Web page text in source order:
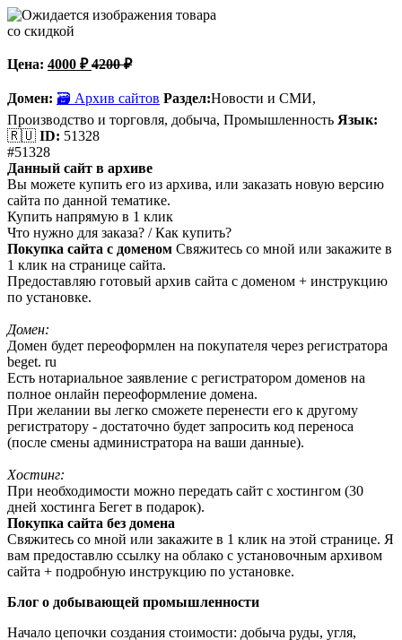
со скидкой
Цена: 4000 ₽ 4200₽
Домен: 🗃 Архив сайтов Раздел:Новости и СМИ,
Производство и торговля, добыча, Промышленность Язык:
🇷🇺 ID: 51328
#51328
Данный сайт в архиве
Вы можете купить его из архива, или заказать новую версию
сайта по данной тематике.
Купить напрямую в 1 клик
Что нужно для заказа? / Как купить?
Покупка сайта с доменом Свяжитесь со мной или закажите в
1 клик на странице сайта.
Предоставляю готовый архив сайта с доменом + инструкцию
по установке.
Домен:
Домен будет переоформлен на покупателя через регистратора
beget. ru
Есть нотариальное заявление с регистратором доменов на
полное онлайн переоформление домена.
При желании вы легко сможете перенести его к другому
регистратору - достаточно будет запросить код переноса
(после смены администратора на ваши данные).
Хостинг:
При необходимости можно передать сайт с хостингом (30
дней хостинга Бегет в подарок).
Покупка сайта без домена
Свяжитесь со мной или закажите в 1 клик на этой странице. Я
вам предоставлю ссылку на облако с установочным архивом
сайта + подробную инструкцию по установке.
Блог о добывающей промышленности
Начало цепочки создания стоимости: добыча руды, угля,